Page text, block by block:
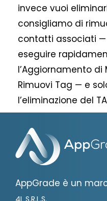
invece vuoi
consigliamo di
contatti associati —
eseguire
l’Aggiornamento di
Rimuovi Tag — e
l’eliminazione del
AppGrade è un